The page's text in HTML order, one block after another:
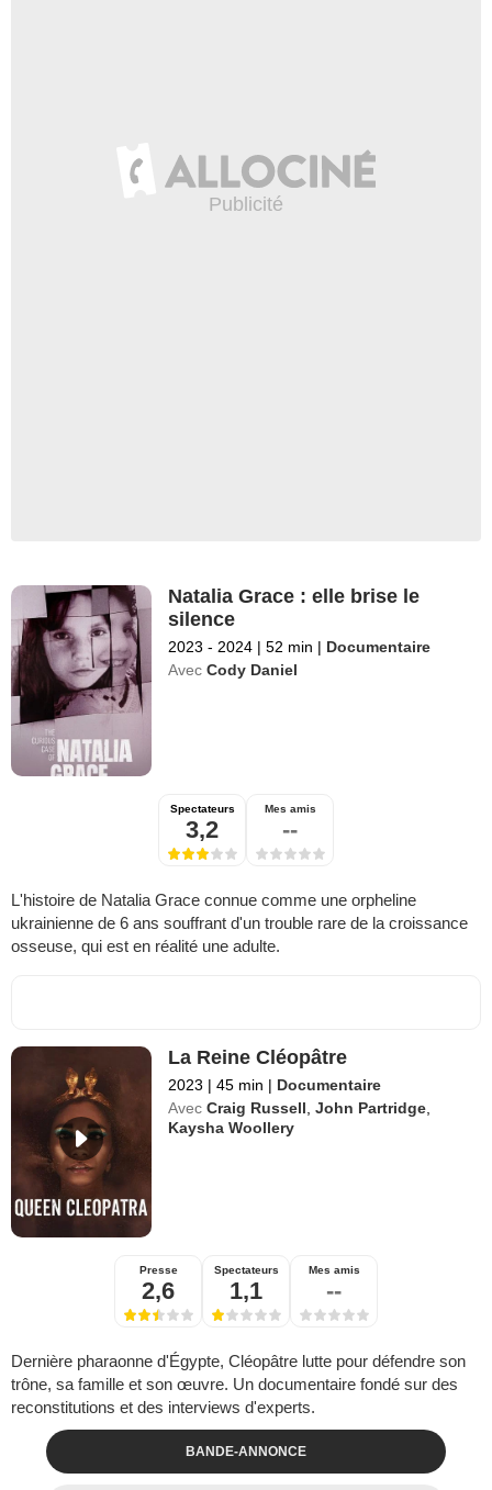
Natalia Grace : elle brise le
silence
2023 - 2024 | 52 min | Documentaire
Avec Cody Daniel
Spectateurs
3,2
Mes amis
--
L'histoire de Natalia Grace connue comme une orpheline
ukrainienne de 6 ans souffrant d'un trouble rare de la croissance
osseuse, qui est en réalité une adulte.
La Reine Cléopâtre
2023 | 45 min | Documentaire
Avec Craig Russell ,John Partridge
Kaysha Woollery
Presse
2,6
Spectateurs
1,1
Mes amis
--
Dernière pharaonne d'Égypte, Cléopâtre lutte pour défendre son
trône, sa famille et son œuvre. Un documentaire fondé sur des
reconstitutions et des interviews d'experts.
BANDE-ANNONCE